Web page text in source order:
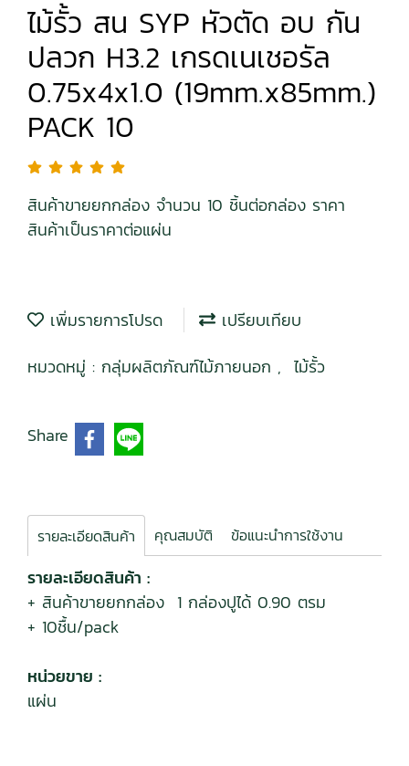
ไม้รั้ว สน SYP หัวตัด อบ กัน
ปลวก H3.2 เกรดเนเชอรัล
0.75x4x1.0 (19mm.x85mm.)
PACK 10
สินค้าขายยกกล่อง จำนวน 10 ชิ้นต่อกล่อง ราคา
สินค้าเป็นราคาต่อแผ่น
เพิ่มรายการโปรด
เปรียบเทียบ
หมวดหมู่ : กลุ่มผลิตภัณฑ์ไม้ภายนอก , ไม้รั้ว
Share
รายละเอียดสินค้า คุณสมบัติ ข้อแนะนำการใช้งาน
รายละเอียดสินค้า :
+ สินค้าขายยกกล่อง 1 กล่องปูได้ 0.90 ตรม
+ 10ชื้น/pack
หน่วยขาย :
แผ่น